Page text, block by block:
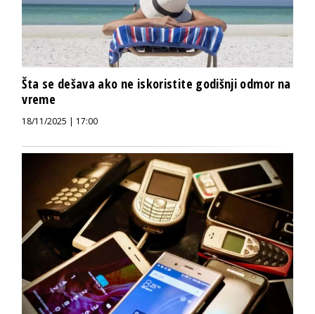
Šta se dešava ako ne iskoristite godišnji odmor na
vreme
18/11/2025 | 17:00